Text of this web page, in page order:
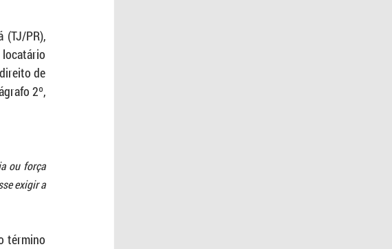
(TJ/PR),
de
2º,
ou força
exigir a
término